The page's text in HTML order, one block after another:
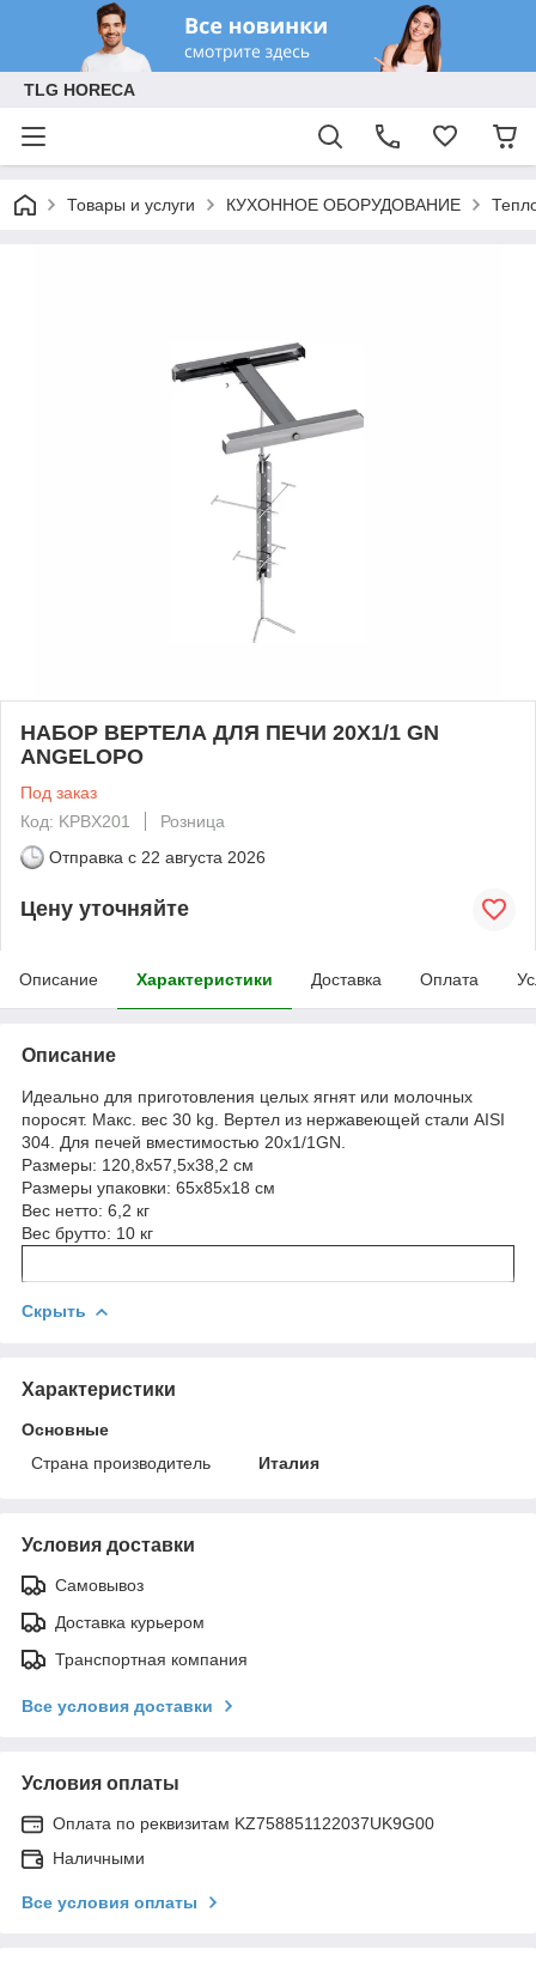
TLG HORECA
Товары и услуги КУХОННОЕ ОБОРУДОВАНИЕ
НАБОР ВЕРТЕЛА ДЛЯ ПЕЧИ 20X1/1 GN
ANGELOPO
Под заказ
Код: KPBX201
Розница
Отправка с 22 августа 2026
Цену уточняйте
Описание Характеристики Доставка Оплата
Описание
Идеально для приготовления целых ягнят или молочных
поросят. Макс. вес 30 kg. Вертел из нержавеющей стали AISI
304. Для печей вместимостью 20x1/1GN.
Размеры: 120,8x57,5x38,2 см
Размеры упаковки: 65x85x18 см
Вес нетто: 6,2 кг
Вес брутто: 10 кг
Скрыть
Характеристики
Основные
Страна производитель
Италия
Условия доставки
Самовывоз
Доставка курьером
Транспортная компания
Все условия доставки
Условия оплаты
Оплата по реквизитам KZ758851122037UK9G00
Наличными
Все условия оплаты